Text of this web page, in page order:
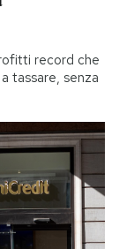
record che
tassare, senza